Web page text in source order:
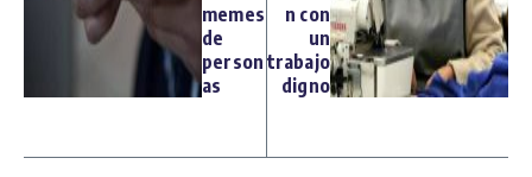
memes
de
person
as
n con
un
trabajo
digno